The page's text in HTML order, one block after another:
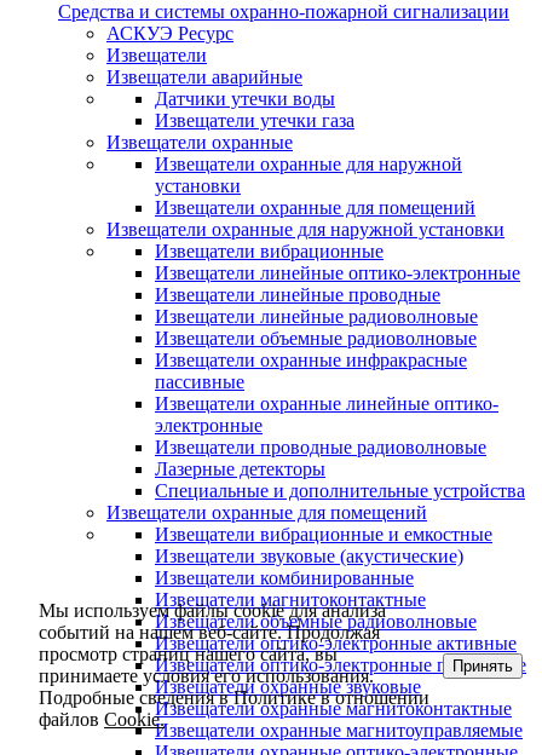
Средства и системы охранно-пожарной сигнализации
АСКУЭ Ресурс
Извещатели
Извещатели аварийные
Датчики утечки воды
Извещатели утечки газа
Извещатели охранные
Извещатели охранные для наружной
установки
Извещатели охранные для помещений
Извещатели охранные для наружной установки
Извещатели вибрационные
Извещатели линейные оптико-электронные
Извещатели линейные проводные
Извещатели линейные радиоволновые
Извещатели объемные радиоволновые
Извещатели охранные инфракрасные
пассивные
Извещатели охранные линейные оптико-
электронные
Извещатели проводные радиоволновые
Лазерные детекторы
Специальные и дополнительные устройства
Извещатели охранные для помещений
Извещатели вибрационные и емкостные
Извещатели звуковые (акустические)
Извещатели комбинированные
Извещатели магнитоконтактные
Извещатели объемные радиоволновые
Извещатели оптико-электронные активные
Извещатели оптико-электронные пассивные
Извещатели охранные звуковые
Извещатели охранные магнитоконтактные
Извещатели охранные магнитоуправляемые
Мы используем файлы cookie для анализа
событий на нашем веб-сайте. Продолжая
просмотр страниц нашего сайта, вы
принимаете условия его использования.
Подробные сведения в Политике в отношении
файловCookie.
Принять